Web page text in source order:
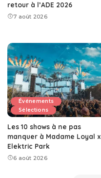
retour à l’ADE 2026
7 août 2026
Événements
Sélections
Les 10 shows à ne pas
manquer à Madame Loyal x
Elektric Park
6 août 2026